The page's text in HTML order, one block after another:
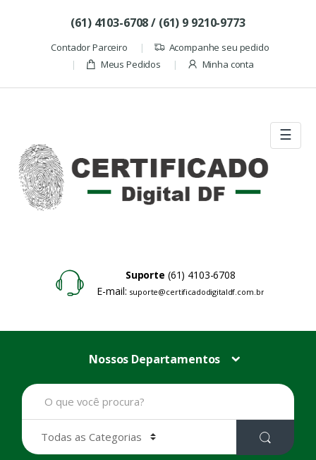
(61) 4103-6708 / (61) 9 9210-9773
Contador Parceiro
Acompanhe seu pedido
Meus Pedidos
Minha conta
☰
Suporte (61) 4103-6708
E-mail: suporte@certificadodigitaldf.com.br
Nossos Departamentos
B
u
a
r